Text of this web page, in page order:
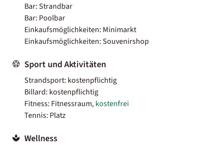
Bar: Strandbar
Bar: Poolbar
Einkaufsmöglichkeiten: Minimarkt
Einkaufsmöglichkeiten: Souvenirshop
Sport und Aktivitäten
Strandsport: kostenpflichtig
Billard: kostenpflichtig
Fitness: Fitnessraum,kostenfrei
Tennis: Platz
Wellness